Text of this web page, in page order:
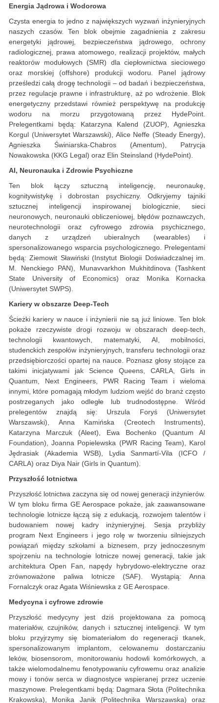
Energia Jądrowa i Wodorowa
Czysta energia to jedno z największych wyzwań inżynieryjnych
naszych czasów. Ten blok obejmie zagadnienia z zakresu
energetyki jądrowej, bezpieczeństwa jądrowego, ochrony
radiologicznej, prawa atomowego, realizacji projektów, małych
reaktorów modułowych (SMR) dla ciepłownictwa sieciowego
oraz morskiej (offshore) produkcji wodoru. Panel jądrowy
prześledzi całą drogę technologii – od badań i bezpieczeństwa,
przez regulacje prawne i infrastrukturę, aż po wdrożenie. Blok
energetyczny przedstawi również perspektywę na produkcję
wodoru na morzu przygotowaną przez HydePoint.
Prelegentkami będą: Katarzyna Kalend (ZUOP), Agnieszka
Korgul (Uniwersytet Warszawski), Alice Neffe (Steady Energy),
Agnieszka Świniarska-Chabros (Amentum), Patrycja
Nowakowska (KKG Legal) oraz Elin Steinsland (HydePoint).
AI, Neuronauka i Zdrowie Psychiczne
Ten blok łączy sztuczną inteligencję, neuronaukę,
kognitywistykę i dobrostan psychiczny. Odkryjemy tajniki
sztucznej inteligencji inspirowanej biologicznie, sieci
neuronowych, neuronauki obliczeniowej, błędów poznawczych,
neurotechnologii oraz cyfrowego zdrowia psychicznego,
danych z urządzeń ubieralnych (wearables) i
spersonalizowanego wsparcia psychologicznego. Prelegentami
będą: Ziemowit Sławiński (Instytut Biologii Doświadczalnej im.
M. Nenckiego PAN), Munavvarkhon Mukhitdinova (Tashkent
State University of Economics) oraz Monika Kornacka
(Uniwersytet SWPS).
Kariery w obszarze Deep-Tech
Ścieżki kariery w nauce i inżynierii nie są już liniowe. Ten blok
pokaże rzeczywiste drogi rozwoju w obszarach deep-tech,
technologii kwantowych, matematyki, AI, mobilności,
studenckich zespołów inżynieryjnych, transferu technologii oraz
przedsiębiorczości opartej na nauce. Poznasz głosy stojące za
takimi inicjatywami jak Science Queens, CARLA, Girls in
Quantum, Next Engineers, PWR Racing Team i wieloma
innymi, które pomagają młodym ludziom wejść do branż często
postrzeganych jako odległe lub trudnodostępne. Wśród
prelegentów znajdą się: Urszula Foryś (Uniwersytet
Warszawski), Anna Kamińska (Creotech Instruments),
Katarzyna Marczuk (Aleet), Ewa Bochenko (Quantum AI
Foundation), Joanna Popielewska (PWR Racing Team), Karol
Jędrasiak (Akademia WSB), Lydia Sanmartí-Vila (ICFO /
CARLA) oraz Diya Nair (Girls in Quantum).
Przyszłość lotnictwa
Przyszłość lotnictwa zaczyna się od nowej generacji inżynierów.
W tym bloku firma GE Aerospace pokaże, jak zaawansowane
technologie lotnicze łączą się z edukacją, rozwojem talentów i
budowaniem nowej kadry inżynieryjnej. Sesja przybliży
program Next Engineers i jego rolę w tworzeniu silniejszych
powiązań między szkołami a biznesem, przy jednoczesnym
spojrzeniu na technologie lotnicze nowej generacji, takie jak
architektura Open Fan, napędy hybrydowo-elektryczne oraz
zrównoważone paliwa lotnicze (SAF). Wystąpią: Anna
Fornalczyk oraz Agata Wiśniewska z GE Aerospace.
Medycyna i cyfrowe zdrowie
Przyszłość medycyny jest dziś projektowana za pomocą
materiałów, czujników, danych i sztucznej inteligencji. W tym
bloku przyjrzymy się biomateriałom do regeneracji tkanek,
spersonalizowanym implantom, celowanemu dostarczaniu
leków, biosensorom, monitorowaniu hodowli komórkowych, a
także wielomodalnemu fenotypowaniu cyfrowemu oraz analizie
mowy i tonów serca w diagnostyce wspieranej przez uczenie
maszynowe. Prelegentkami będą: Dagmara Słota (Politechnika
Krakowska), Monika Janik (Politechnika Warszawska) oraz